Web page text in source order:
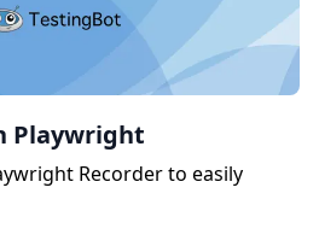
Playwright
Recorder to easily